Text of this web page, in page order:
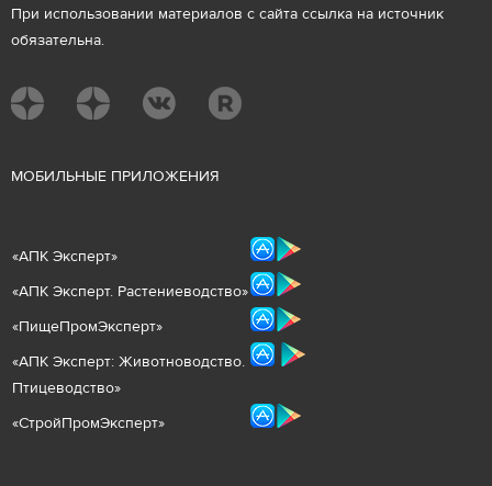
При использовании материалов с сайта ссылка на источник
обязательна.
МОБИЛЬНЫЕ ПРИЛОЖЕНИЯ
«АПК Эксперт»
«АПК Эксперт. Растениеводство»
«ПищеПромЭксперт»
«АПК Эксперт: Животноводство.
Птицеводство»
«СтройПромЭксперт»